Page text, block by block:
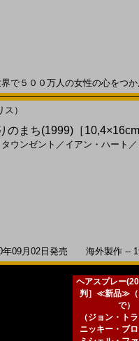
で５００万人の女性の心をつ
）
のまち(1999)［10,4×16cm
ウンゼント ／ イアン・ハート ／
09月02日発売 海外製作 --
ヘアスプレー
判］≪新品≫（
で）
（ジョン・ト
ニッキー・ブ